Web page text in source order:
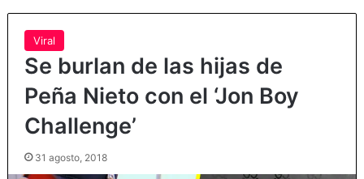
Viral
Se burlan de las hijas de
Peña Nieto con el ‘Jon Boy
Challenge’
31 agosto, 2018